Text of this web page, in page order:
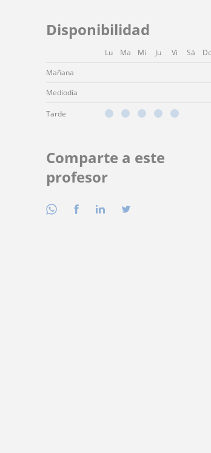
Disponibilidad
Lu Ma Mi Ju Vi Sá
Mañana
Mediodía
Tarde
Comparte a este
profesor